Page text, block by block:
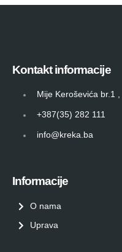
Kontakt informacije
Mije Keroševića br.1
+387(35) 282 111
info@kreka.ba
Informacije
O nama
Uprava